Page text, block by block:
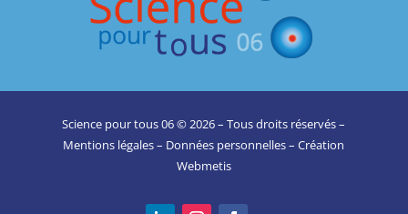
Science pour tous 06 © 2026 – Tous droits réservés –
Mentions légales– Données personnelles– Création
Webmetis